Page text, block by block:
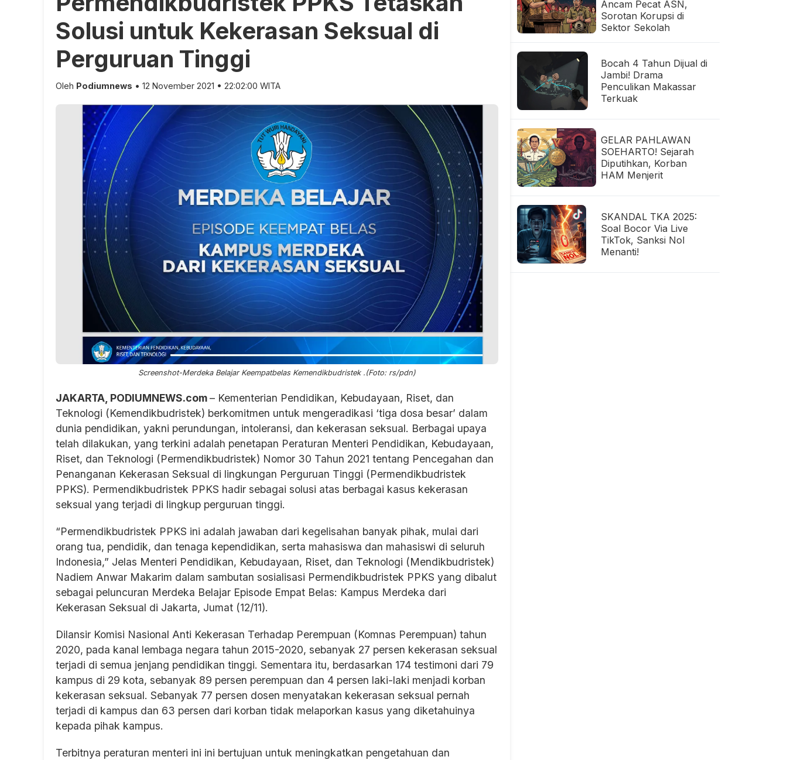
Solusi untuk Kekerasan Seksual di
Perguruan Tinggi
Oleh Podiumnews • 12 November 2021 • 22:02:00 WITA
Screenshot-Merdeka Belajar Keempatbelas Kemendikbudristek .(Foto: rs/pdn)
JAKARTA, PODIUMNEWS.com– Kementerian Pendidikan, Kebudayaan, Riset, dan
Teknologi (Kemendikbudristek) berkomitmen untuk mengeradikasi ‘tiga dosa besar’ dalam
dunia pendidikan, yakni perundungan, intoleransi, dan kekerasan seksual. Berbagai upaya
telah dilakukan, yang terkini adalah penetapan Peraturan Menteri Pendidikan, Kebudayaan,
Riset, dan Teknologi (Permendikbudristek) Nomor 30 Tahun 2021 tentang Pencegahan dan
Penanganan Kekerasan Seksual di lingkungan Perguruan Tinggi (Permendikbudristek
PPKS). Permendikbudristek PPKS hadir sebagai solusi atas berbagai kasus kekerasan
seksual yang terjadi di lingkup perguruan tinggi.
“Permendikbudristek PPKS ini adalah jawaban dari kegelisahan banyak pihak, mulai dari
orang tua, pendidik, dan tenaga kependidikan, serta mahasiswa dan mahasiswi di seluruh
Indonesia,” Jelas Menteri Pendidikan, Kebudayaan, Riset, dan Teknologi (Mendikbudristek)
Nadiem Anwar Makarim dalam sambutan sosialisasi Permendikbudristek PPKS yang dibalut
sebagai peluncuran Merdeka Belajar Episode Empat Belas: Kampus Merdeka dari
Kekerasan Seksual di Jakarta, Jumat (12/11).
Dilansir Komisi Nasional Anti Kekerasan Terhadap Perempuan (Komnas Perempuan) tahun
2020, pada kanal lembaga negara tahun 2015-2020, sebanyak 27 persen kekerasan seksual
terjadi di semua jenjang pendidikan tinggi. Sementara itu, berdasarkan 174 testimoni dari 79
kampus di 29 kota, sebanyak 89 persen perempuan dan 4 persen laki-laki menjadi korban
kekerasan seksual. Sebanyak 77 persen dosen menyatakan kekerasan seksual pernah
terjadi di kampus dan 63 persen dari korban tidak melaporkan kasus yang diketahuinya
kepada pihak kampus.
Terbitnya peraturan menteri ini ini bertujuan untuk meningkatkan pengetahuan dan
Ancam Pecat ASN,
Sorotan Korupsi di
Sektor Sekolah
Bocah 4 Tahun Dijual di
Jambi! Drama
Penculikan Makassar
Terkuak
GELAR PAHLAWAN
SOEHARTO! Sejarah
Diputihkan, Korban
HAM Menjerit
SKANDAL TKA 2025:
Soal Bocor Via Live
TikTok, Sanksi Nol
Menanti!